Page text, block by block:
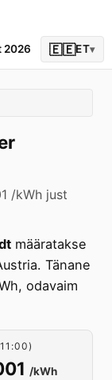
2026 🇪🇪ET▾
/kWh just
määratakse
Tänane
odavaim
/kWh